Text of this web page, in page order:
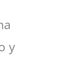
y